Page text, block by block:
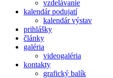
vzdelávanie
kalendár podujatí
kalendár výstav
prihlášky
články
galéria
videogaléria
kontakty
grafický balík